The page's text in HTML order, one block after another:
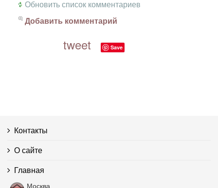
Обновить список комментариев
Добавить комментарий
tweet Save
Контакты
О сайте
Главная
Москва